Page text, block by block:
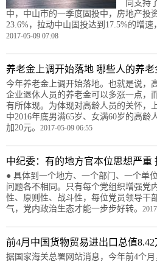
同支持
中，中山市的一季度固投中，房地产投
23.6%，拉动中山固投达到17.5%的增速
2017-05-09 07:08
养老金上调开始落地 哪些人的养老
今年养老金上调开始落地。也就是说，
企业退休人员的养老金可以多涨一点，
有所体现。为体现对高龄人员的关怀，
中2016年底男满65岁、女满60岁的高龄
加20元。 2017-05-09 06:55
中纪委：有的地方官本位思想严重
● 具体到一个地方、一个部门、一个单
问题各不相同。只有每个党组织增强党
性、原则性、战斗性，每位党员领导干
气，党内政治生态才能一步步好转。
前4月中国货物贸易进出口总值8.42
据国家海关总署网站消息，今年前4个